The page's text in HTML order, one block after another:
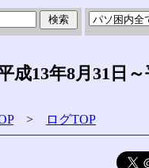
13年8月31日～
> ログTOP